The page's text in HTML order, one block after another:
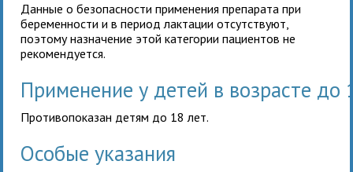
Данные о безопасности применения препарата при
беременности и в период лактации отсутствуют,
поэтому назначение этой категории пациентов не
рекомендуется.
Применение у детей в возрасте до
Противопоказан детям до 18 лет.
Особые указания